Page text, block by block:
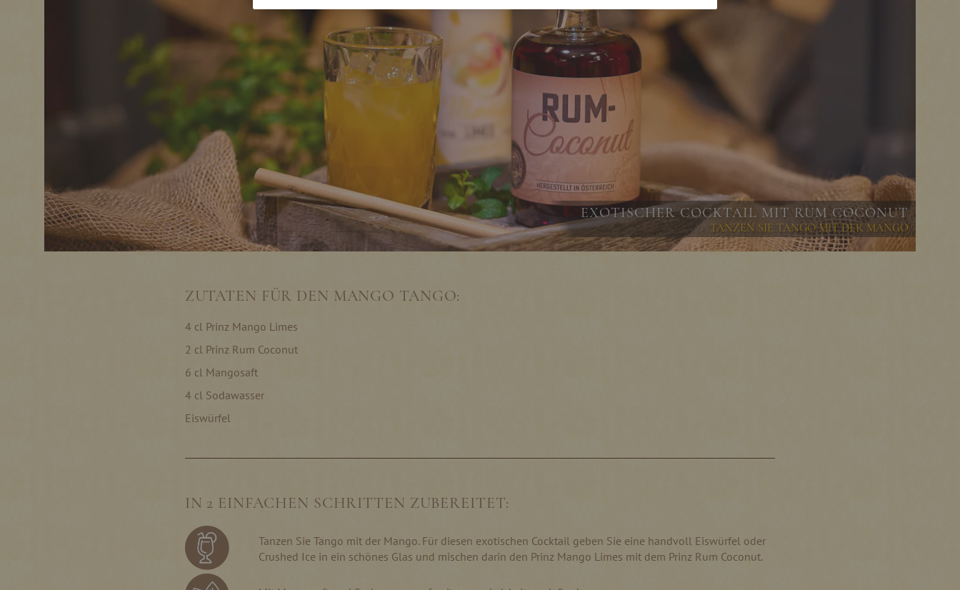
EXOTISCHER COCKTAIL MIT RUM COCONUT
TANZEN SIE TANGO MIT DER MANGO
ZUTATEN FÜR DEN MANGO TANGO:
4 cl Prinz Mango Limes
2 cl Prinz Rum Coconut
6 cl Mangosaft
4 cl Sodawasser
Eiswürfel
IN 2 EINFACHEN SCHRITTEN ZUBEREITET:
Tanzen Sie Tango mit der Mango. Für diesen exotischen Cocktail geben Sie eine handvoll Eiswürfel oder
Crushed Ice in ein schönes Glas und mischen darin den Prinz Mango Limes mit dem Prinz Rum Coconut.